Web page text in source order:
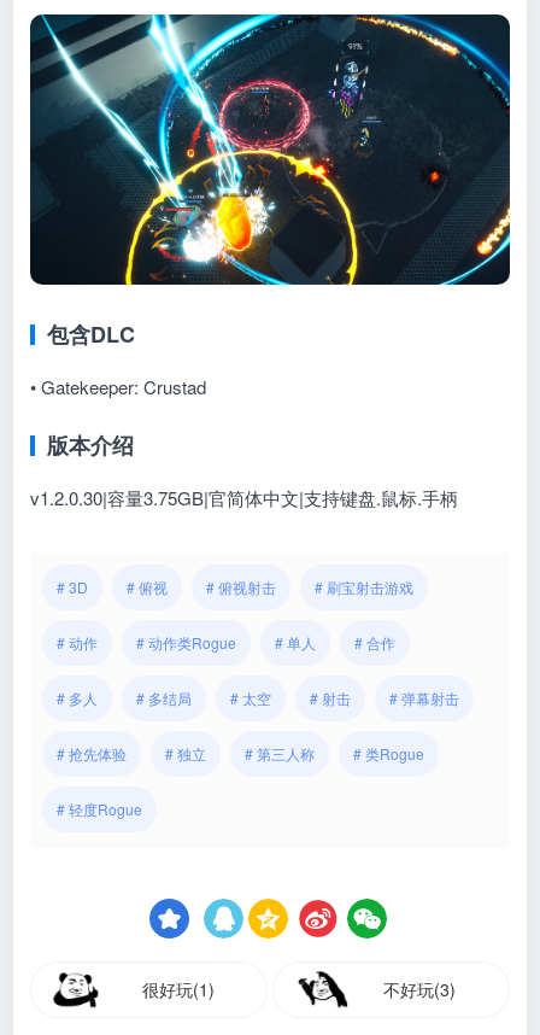
包含DLC
• Gatekeeper: Crustad
版本介绍
v1.2.0.30|容量3.75GB|官简体中文|支持键盘.鼠标.手柄
# 3D # 俯视 # 俯视射击 # 刷宝射击游戏
# 动作 # 动作类Rogue # 单人 # 合作
# 多人 # 多结局 # 太空 # 射击 # 弹幕射击
# 抢先体验 # 独立 # 第三人称 # 类Rogue
# 轻度Rogue
很好玩(1) 不好玩(3)